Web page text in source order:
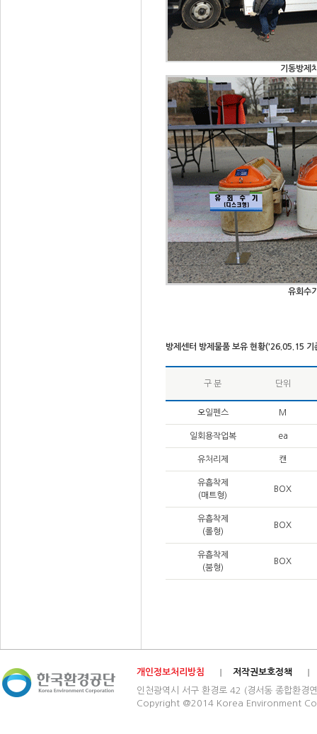
기동방제
유회수
방제센터 방제물품 보유 현황('26.05.15 기
구 분 단위
오일펜스 M
일회용작업복 ea
유처리제 캔
유흡착제
(매트형)
BOX
유흡착제
(롤형)
BOX
유흡착제
(붐형)
BOX
개인정보처리방침
저작권보호정책
인천광역시 서구 환경로 42 (경서동 종합
Copyright @2014 Korea Environment